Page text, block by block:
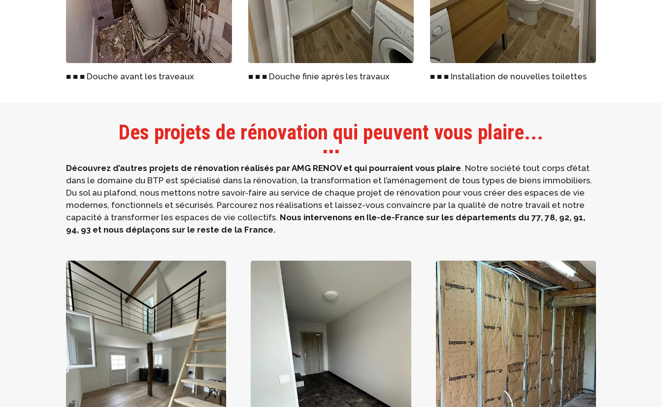
■ ■ ■ Douche avant les traveaux ■ ■ ■ Douche finie après les travaux ■ ■ ■ Installation de nouvelles toilettes
Des projets de rénovation qui peuvent vous plaire...
■ ■ ■
Découvrez d’autres projets de rénovation réalisés parAMG RENOVet qui pourraient vous plaire. Notre société tout corps d’état
dans le domaine du BTP est spécialisé dans la rénovation, la transformation et l’aménagement de tous types de biens immobiliers.
Du sol au plafond, nous mettons notre savoir-faire au service de chaque projet de rénovation pour vous créer des espaces de vie
modernes, fonctionnels et sécurisés. Parcourez nos réalisations et laissez-vous convaincre par la qualité de notre travail et notre
capacité à transformer les espaces de vie collectifs. Nous intervenons en Ile-de-France sur les départements du 77, 78, 92, 91,
94, 93 et nous déplaçons sur le reste de la France.